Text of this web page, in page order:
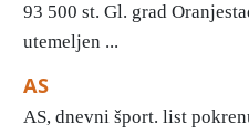
93 500 st. Gl. grad
utemeljen ...
AS
AS, dnevni šport. list